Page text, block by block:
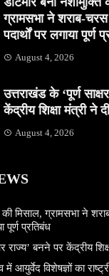
ग्रामसभा ने शराब-
पदार्थों पर लगाया पूर्ण
August 4, 2026
उत्तराखंड के ‘पूर्ण
केंद्रीय शिक्षा मंत्री ने
August 4, 2026
की मिसाल, ग्रामसभा ने
पूर्ण प्रतिबंध
राज्य’ बनने पर केंद्रीय
विशेषज्ञों का